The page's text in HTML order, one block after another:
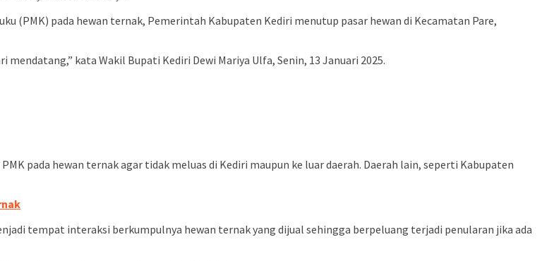
(PMK) pada hewan ternak, Pemerintah Kabupaten Kediri menutup pasar hewan di Kecamatan Pare,
kata Wakil Bupati Kediri Dewi Mariya Ulfa, Senin, 13 Januari 2025.
pada hewan ternak agar tidak meluas di Kediri maupun ke luar daerah. Daerah lain, seperti Kabupaten
tempat interaksi berkumpulnya hewan ternak yang dijual sehingga berpeluang terjadi penularan jika ada